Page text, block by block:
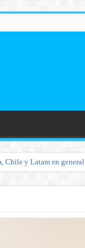
Chile y Latam en general